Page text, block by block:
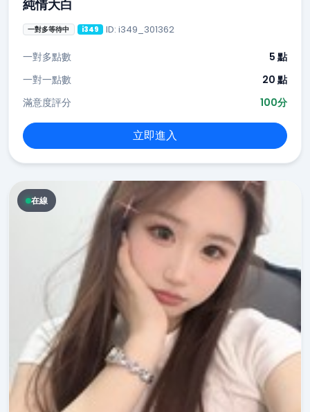
純情大白
一對多等待中 i349 ID: i349_301362
一對多點數
5 點
一對一點數
20 點
滿意度評分
100分
立即進入
在線